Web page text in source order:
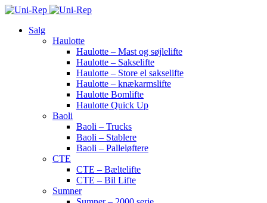
Salg
Haulotte
Haulotte – Mast og søjlelifte
Haulotte – Sakselifte
Haulotte – Store el sakselifte
Haulotte – knækarmslifte
Haulotte Bomlifte
Haulotte Quick Up
Baoli
Baoli – Trucks
Baoli – Stablere
Baoli – Palleløftere
CTE
CTE – Bæltelifte
CTE – Bil Lifte
Sumner